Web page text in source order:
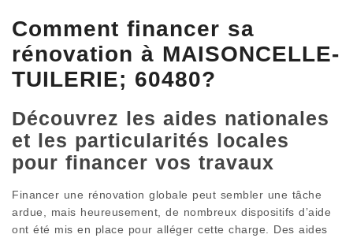
Comment financer sa
rénovation à MAISONCELLE-
TUILERIE; 60480?
Découvrez les aides nationales
et les particularités locales
pour financer vos travaux
Financer une rénovation globale peut sembler une tâche
ardue, mais heureusement, de nombreux dispositifs d’aide
ont été mis en place pour alléger cette charge. Des aides